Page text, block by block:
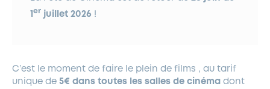
1 er juillet 2026 !
C’est le moment de faire le plein de films , au tarif
unique de 5€ dans toutes les salles de cinéma dont